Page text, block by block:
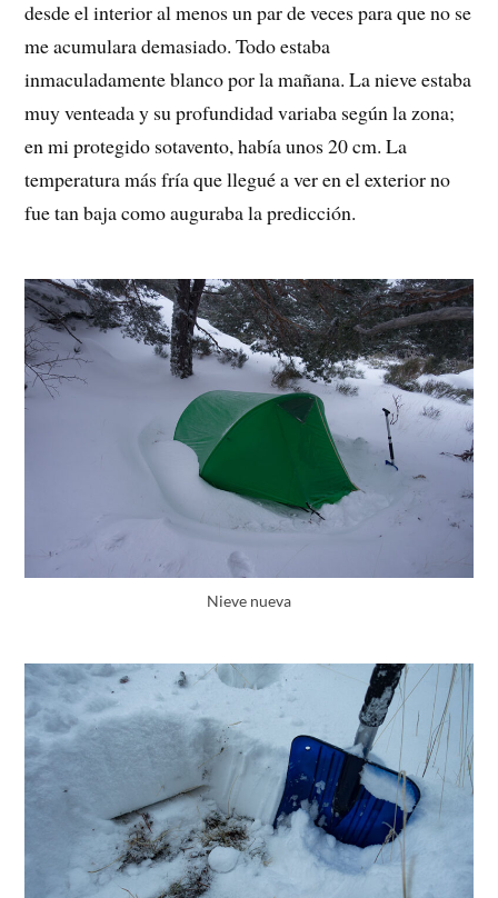
desde el interior al menos un par de veces para que no se
me acumulara demasiado. Todo estaba
inmaculadamente blanco por la mañana. La nieve estaba
muy venteada y su profundidad variaba según la zona;
en mi protegido sotavento, había unos 20 cm. La
temperatura más fría que llegué a ver en el exterior no
fue tan baja como auguraba la predicción.
Nieve nueva